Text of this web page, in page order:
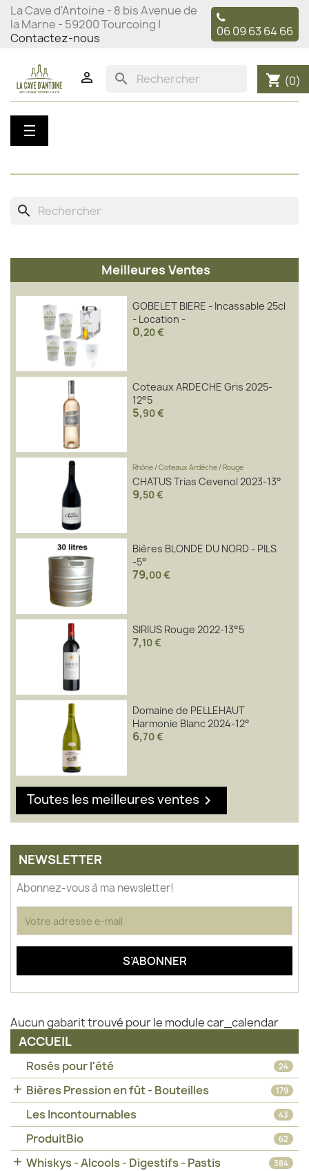
La Cave d'Antoine - 8 bis Avenue de
la Marne - 59200 Tourcoing |
Contactez-nous
06 09 63 64 66
 search shopping_cart (0)
Basculer
la
☰
search
Meilleures Ventes
GOBELET BIERE - Incassable 25cl
- Location -
0,20 €
Coteaux ARDECHE Gris 2025-
12°5
5,90 €
Rhône/Coteaux Ardèche/Rouge
CHATUS Trias Cevenol 2023-13°
9,50 €
Bières BLONDE DU NORD - PILS
-5°
79,00 €
SIRIUS Rouge 2022-13°5
7,10 €
Domaine de PELLEHAUT
Harmonie Blanc 2024-12°
6,70 €
Toutes les meilleures ventes 
NEWSLETTER
Abonnez-vous à ma newsletter!
Aucun gabarit trouvé pour le module car_calendar
ACCUEIL
Rosés pour l'été 24
 Bières Pression en fût - Bouteilles 179
Les Incontournables 43
ProduitBio 62
 Whiskys - Alcools - Digestifs - Pastis 384